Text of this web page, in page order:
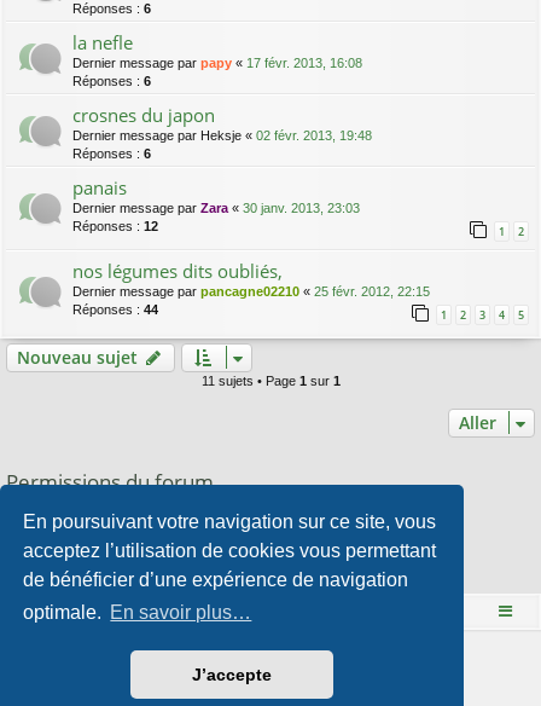
En poursuivant votre navigation sur ce site, vous
acceptez l’utilisation de cookies vous permettant
de bénéficier d’une expérience de navigation
optimale. En savoir plus…
J’accepte
Réponses : 6
la nefle
Dernier message par papy « 17 févr. 2013, 16:08
Réponses : 6
crosnes du japon
Dernier message par Heksje « 02 févr. 2013, 19:48
Réponses : 6
panais
Dernier message par Zara « 30 janv. 2013, 23:03
Réponses : 12 1 2
nos légumes dits oubliés,
Dernier message par pancagne02210 « 25 févr. 2012, 22:15
Réponses : 44 1 2 3 4 5
Nouveau sujet
11 sujets • Page 1 sur 1
Aller
Permissions du forum
Vousne pouvez pasrépondre aux sujets dans ce forum
Vousne pouvez pasmodifier vos messages dans ce forum
Vousne pouvez passupprimer vos messages dans ce forum
Vousne pouvez pastransférer de pièces jointes dans ce forum
Le site Mange des fleurs Accueil du forum
Développé parphpBB® Forum Software © phpBB Limited
Style parArty- phpBB 3.3 par MrGaby
©